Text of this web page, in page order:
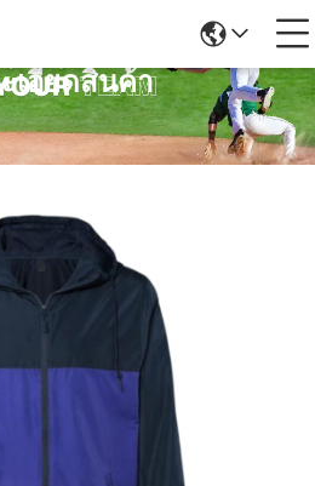
เอียดสินค้า